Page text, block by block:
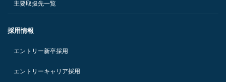
主要取扱先一覧
採用情報
エントリー新卒採用
エントリーキャリア採用